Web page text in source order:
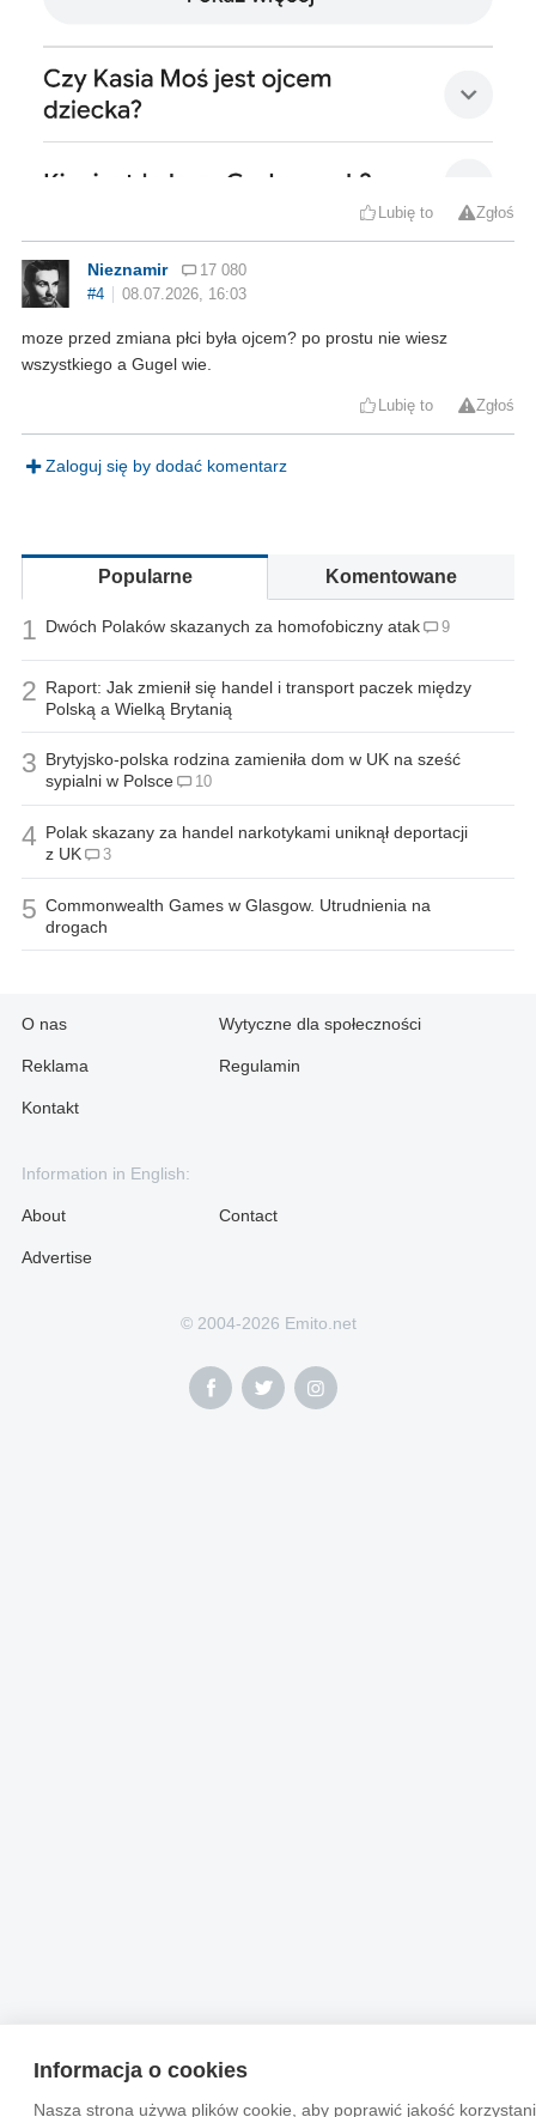
Informacja o cookies
Nasza strona używa plików cookie, aby poprawić jakość
Lubię to Zgłoś
Nieznamir
17 080
#4
08.07.2026, 16:03
moze przed zmiana płci była ojcem? po prostu nie wiesz
wszystkiego a Gugel wie.
Lubię to Zgłoś
Zaloguj się by dodać komentarz
Popularne Komentowane
1 Dwóch Polaków skazanych za homofobiczny atak 9
2 Raport: Jak zmienił się handel i transport paczek między
Polską a Wielką Brytanią
3 Brytyjsko-polska rodzina zamieniła dom w UK na sześć
sypialni w Polsce
10
4 Polak skazany za handel narkotykami uniknął deportacji
z UK
3
5 Commonwealth Games w Glasgow. Utrudnienia na
drogach
O nas
Reklama
Kontakt
Wytyczne dla społeczności
Regulamin
Information in English:
About
Advertise
Contact
© 2004-2026 Emito.net